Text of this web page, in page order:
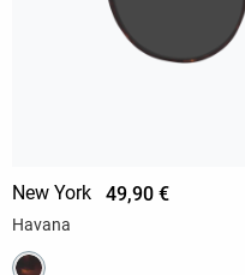
New York 49,90 €
Havana